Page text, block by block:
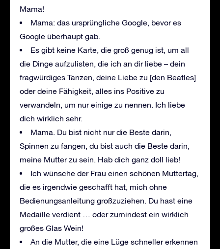
Mama!
Mama: das ursprüngliche Google, bevor es
Google überhaupt gab.
Es gibt keine Karte, die groß genug ist, um all
die Dinge aufzulisten, die ich an dir liebe – dein
fragwürdiges Tanzen, deine Liebe zu [den Beatles]
oder deine Fähigkeit, alles ins Positive zu
verwandeln, um nur einige zu nennen. Ich liebe
dich wirklich sehr.
Mama. Du bist nicht nur die Beste darin,
Spinnen zu fangen, du bist auch die Beste darin,
meine Mutter zu sein. Hab dich ganz doll lieb!
Ich wünsche der Frau einen schönen Muttertag,
die es irgendwie geschafft hat, mich ohne
Bedienungsanleitung großzuziehen. Du hast eine
Medaille verdient … oder zumindest ein wirklich
großes Glas Wein!
An die Mutter, die eine Lüge schneller erkennen